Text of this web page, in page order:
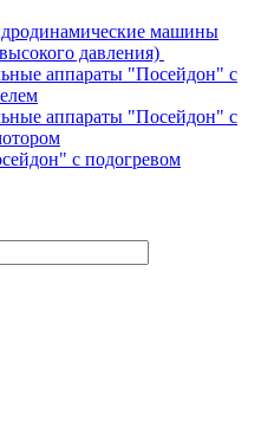
машины
давления)
аппараты "Посейдон" с
аппараты "Посейдон" с
с подогревом